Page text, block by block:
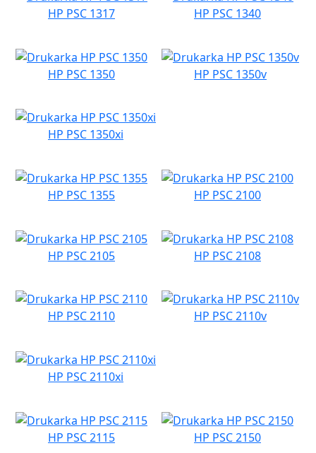
HP PSC 1317 HP PSC 1340
HP PSC 1350 HP PSC 1350v
HP PSC 1350xi
HP PSC 1355 HP PSC 2100
HP PSC 2105 HP PSC 2108
HP PSC 2110 HP PSC 2110v
HP PSC 2110xi
HP PSC 2115 HP PSC 2150